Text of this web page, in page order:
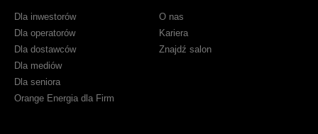
Dla inwestorów
Dla operatorów
Dla dostawców
Dla mediów
Dla seniora
Orange Energia dla Firm
O nas
Kariera
Znajdź salon